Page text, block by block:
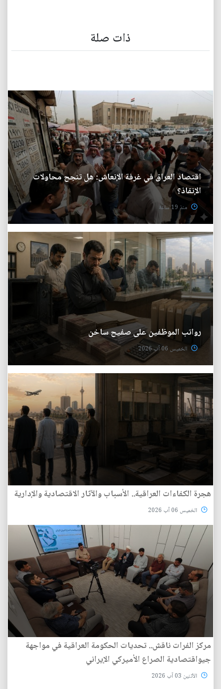
ذات صلة
اقتصاد العراق في غرفة الإنعاش: هل تنجح محاولات
الإنقاذ؟
منذ 19 ساعة
رواتب الموظفين على صفيح ساخن
الخميس 06 آب 2026
هجرة الكفاءات العراقية.. الأسباب والآثار الاقتصادية والإدارية
الخميس 06 آب 2026
مركز الفرات ناقش.. تحديات الحكومة العراقية في مواجهة
جيواقتصادية الصراع الأميركي الإيراني
الأثنين 03 آب 2026